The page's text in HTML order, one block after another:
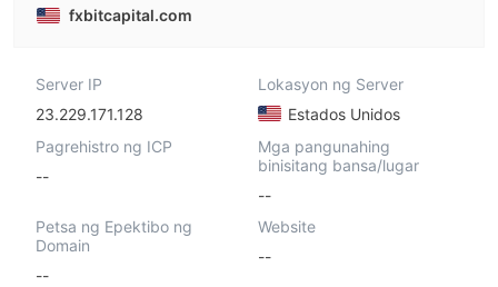
fxbitcapital.com
Server IP
23.229.171.128
Lokasyon ng Server
Estados Unidos
Pagrehistro ng ICP
--
Mga pangunahing
binisitang bansa/lugar
--
Petsa ng Epektibo ng
Domain
--
Website
--